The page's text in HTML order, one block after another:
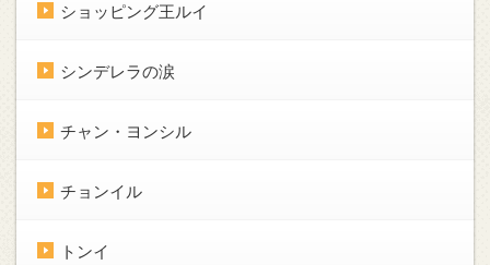
ショッピング王ルイ
シンデレラの涙
チャン・ヨンシル
チョンイル
トンイ